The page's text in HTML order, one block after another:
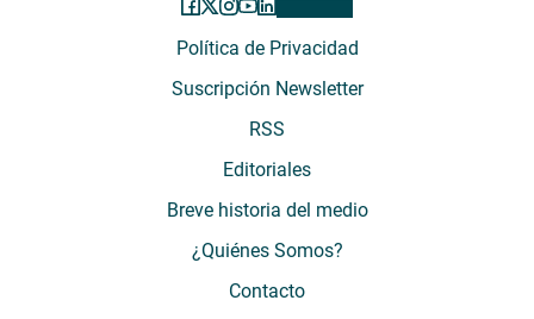
Política de Privacidad
Suscripción Newsletter
RSS
Editoriales
Breve historia del medio
¿Quiénes Somos?
Contacto